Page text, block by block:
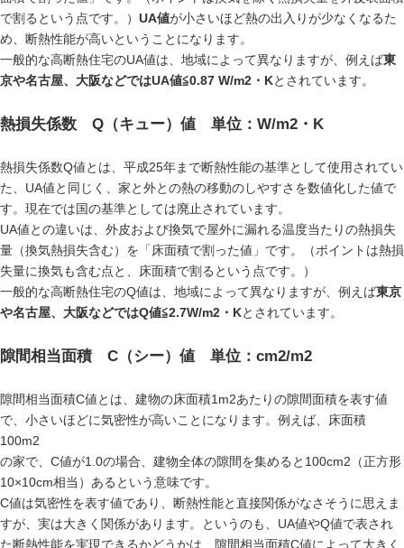
で割るという点です。） UA値が小さいほど熱の出入りが少なくなるた
め、断熱性能が高いということになります。
一般的な高断熱住宅のUA値は、地域によって異なりますが、例えば東
京や名古屋、大阪などではUA値≦0.87 W/m2・Kとされています。
熱損失係数 Q（キュー）値 単位：W/m2・K
熱損失係数Q値とは、平成25年まで断熱性能の基準として使用されてい
た、UA値と同じく、家と外との熱の移動のしやすさを数値化した値で
す。現在では国の基準としては廃止されています。
UA値との違いは、外皮および換気で屋外に漏れる温度当たりの熱損失
量（換気熱損失含む）を「床面積で割った値」です。（ポイントは熱損
失量に換気も含む点と、床面積で割るという点です。）
一般的な高断熱住宅のQ値は、地域によって異なりますが、例えば東京
や名古屋、大阪などではQ値≦2.7W/m2・Kとされています。
隙間相当面積 C（シー）値 単位：cm2/m2
隙間相当面積C値とは、建物の床面積1m2あたりの隙間面積を表す値
で、小さいほどに気密性が高いことになります。例えば、床面積
100m2
の家で、C値が1.0の場合、建物全体の隙間を集めると100cm2（正方形
10×10cm相当）あるという意味です。
C値は気密性を表す値であり、断熱性能と直接関係がなさそうに思えま
すが、実は大きく関係があります。というのも、UA値やQ値で表され
た断熱性能を実現できるかどうかは、隙間相当面積C値によって大きく